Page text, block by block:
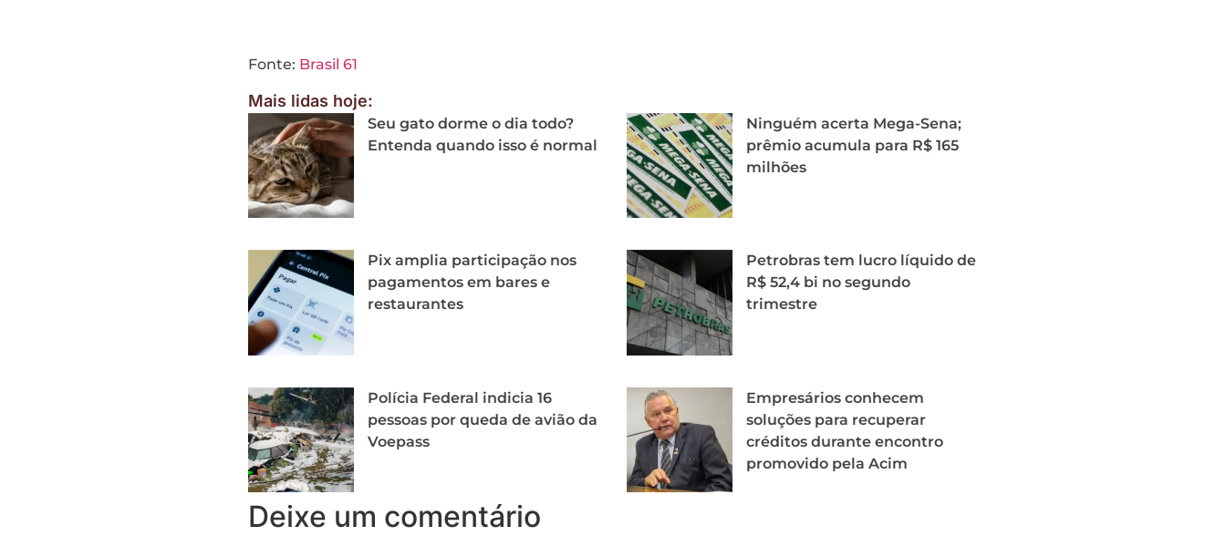
Fonte: Brasil 61
Mais lidas hoje:
Seu gato dorme o dia todo?
Entenda quando isso é normal
Ninguém acerta Mega-Sena;
prêmio acumula para R$ 165
milhões
Pix amplia participação nos
pagamentos em bares e
restaurantes
Petrobras tem lucro líquido de
R$ 52,4 bi no segundo
trimestre
Polícia Federal indicia 16
pessoas por queda de avião da
Voepass
Empresários conhecem
soluções para recuperar
créditos durante encontro
promovido pela Acim
Deixe um comentário